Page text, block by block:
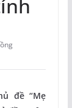
đề “Mẹ